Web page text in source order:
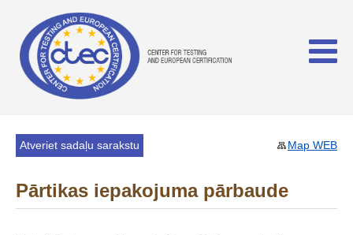
Map WEB
Atveriet sadaļu sarakstu
Pārtikas iepakojuma pārbaude